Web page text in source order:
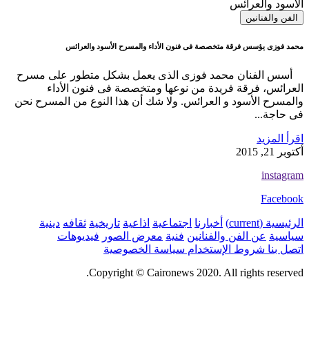
الفن والفنانين
محمد فوزى يؤسس فرقة متخصصة فى فنون الأداء والمسرح الأسود والعرائس
أسس الفنان محمد فوزى الذى يعمل بشكل متطور على مسرح
العرائس، فرقة فريدة من نوعها ومتخصصة فى فنون الأداء
والمسرح الأسود و العرائس. ولا شك أن هذا النوع من المسرح نحن
فى حاجة...
اقرأ المزيد
أكتوبر 21, 2015
instagram
Facebook
الرئيسية (current) أخبارنا اجتماعية اذاعية تاريخية ثقافه دينية
سياسية عن الفن والفنانين فنية معرض الصور فيديوهات
اتصل بنا شروط الإستخدام سياسة الخصوصية
Copyright © Caironews 2020. All rights reserved.